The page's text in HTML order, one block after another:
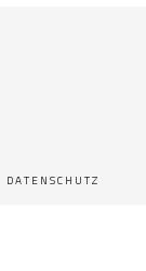
DATENSCHUTZ